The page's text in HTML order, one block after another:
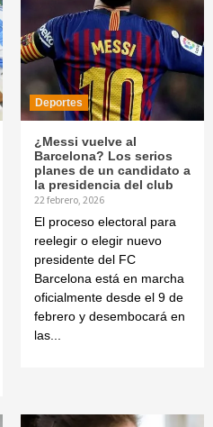
Deportes
¿Messi vuelve al
Barcelona? Los serios
planes de un candidato a
la presidencia del club
22 febrero, 2026
El proceso electoral para
reelegir o elegir nuevo
presidente del FC
Barcelona está en marcha
oficialmente desde el 9 de
febrero y desembocará en
las...